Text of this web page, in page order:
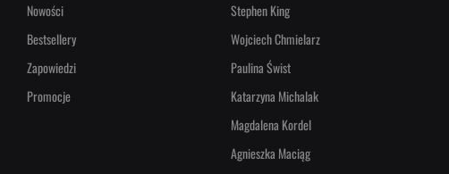
Nowości
Bestsellery
Zapowiedzi
Promocje
Stephen King
Wojciech Chmielarz
Paulina Świst
Katarzyna Michalak
Magdalena Kordel
Agnieszka Maciąg